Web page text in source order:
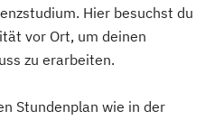
Hier besuchst du
vor Ort, um deinen
zu erarbeiten.
Stundenplan wie in der